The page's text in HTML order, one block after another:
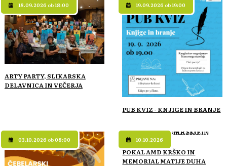
18.09.2026 ob18:00
ARTY PARTY, SLIKARSKA
DELAVNICA IN VEČERJA
19.09.2026 ob19:00
PUB KVIZ - KNJIGE IN BRANJE
03.10.2026 ob08:00 10.10.2026
POKAL AMD KRŠKO IN
MEMORIAL MATIJE DUHA